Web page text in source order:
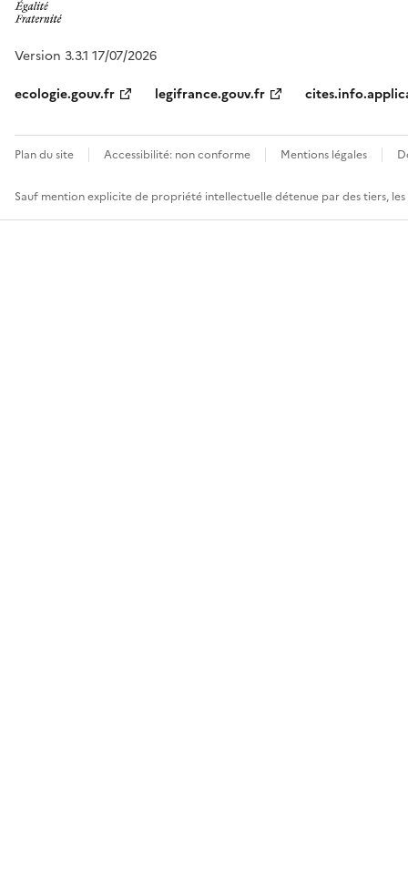
Version 3.3.1 17/07/2026
ecologie.gouv.fr
legifrance.gouv.fr
Plan du site Accessibilité: non conforme Mentions légales
Sauf mention explicite de propriété intellectuelle détenue par des tiers,